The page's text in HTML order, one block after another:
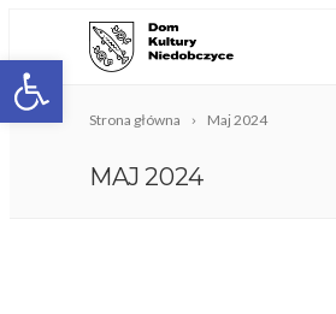
Open toolbar
Strona główna Maj 2024
MAJ 2024